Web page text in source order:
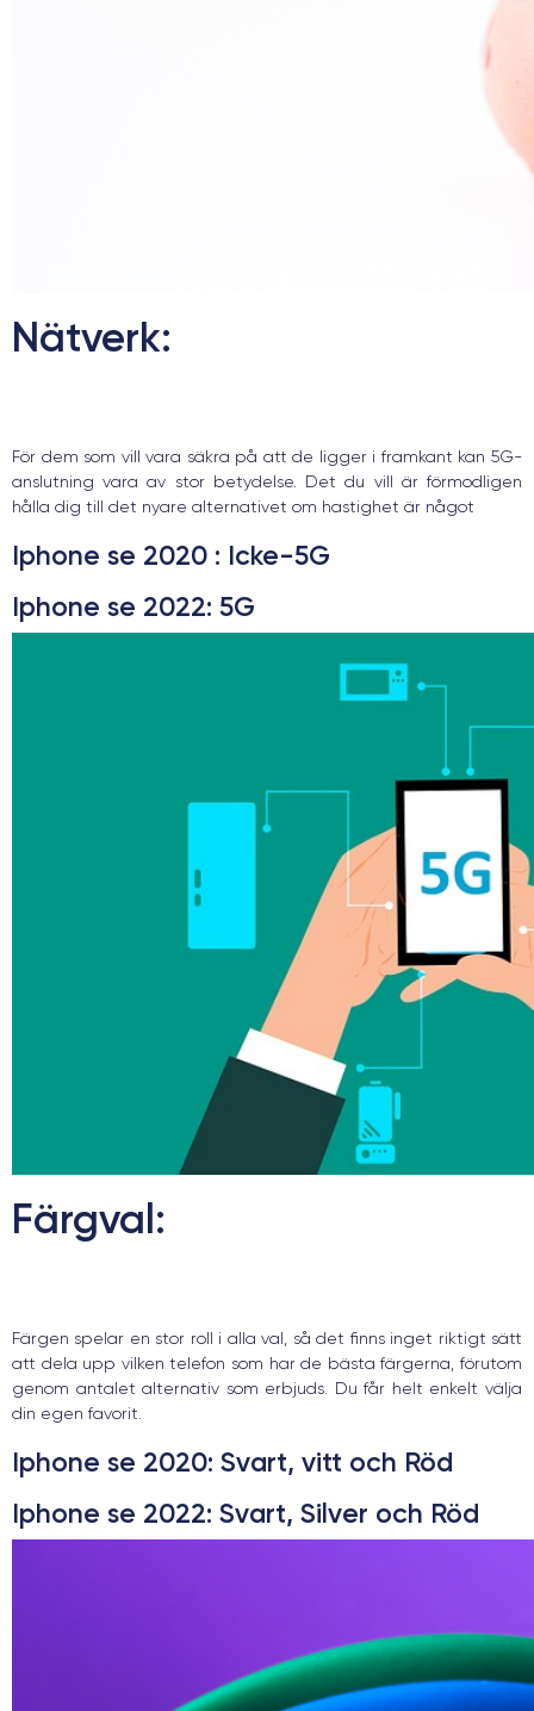
Nätverk:
För dem som vill vara säkra på att de ligger i framkant kan 5G-
anslutning vara av stor betydelse. Det du vill är förmodligen
hålla dig till det nyare alternativet om hastighet är något
Iphone se 2020 : Icke-5G
Iphone se 2022: 5G
Färgval:
Färgen spelar en stor roll i alla val, så det finns inget riktigt sätt
att dela upp vilken telefon som har de bästa färgerna, förutom
genom antalet alternativ som erbjuds. Du får helt enkelt välja
din egen favorit.
Iphone se 2020: Svart, vitt och Röd
Iphone se 2022: Svart, Silver och Röd